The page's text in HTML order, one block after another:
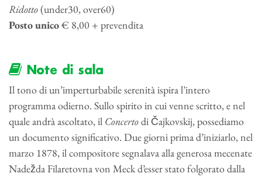
Ridotto(under30, over60)
Posto unico€ 8,00 + prevendita
Note di sala
Il tono di un’imperturbabile serenità ispira l’intero
programma odierno. Sullo spirito in cui venne scritto, e nel
quale andrà ascoltato, il Concertodi Čajkovskij, possediamo
un documento significativo. Due giorni prima d’iniziarlo, nel
marzo 1878, il compositore segnalava alla generosa mecenate
Nadežda Filaretovna von Meck d’esser stato folgorato dalla